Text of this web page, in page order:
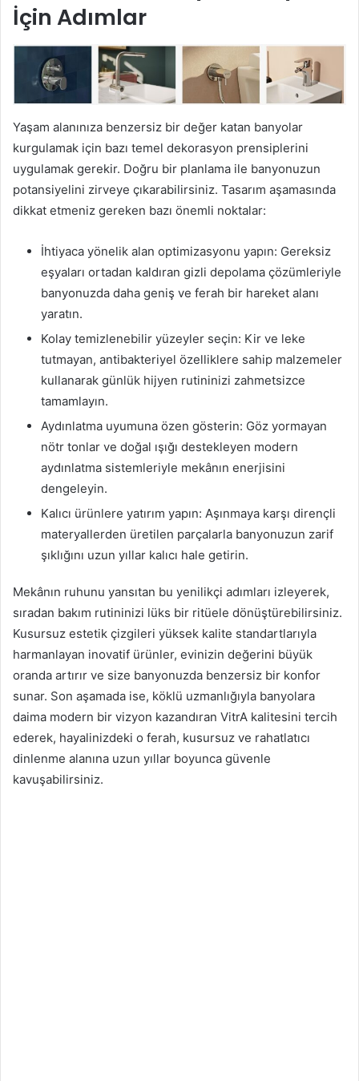
İçin Adımlar
Yaşam alanınıza benzersiz bir değer katan banyolar
kurgulamak için bazı temel dekorasyon prensiplerini
uygulamak gerekir. Doğru bir planlama ile banyonuzun
potansiyelini zirveye çıkarabilirsiniz. Tasarım aşamasında
dikkat etmeniz gereken bazı önemli noktalar:
İhtiyaca yönelik alan optimizasyonu yapın: Gereksiz
eşyaları ortadan kaldıran gizli depolama çözümleriyle
banyonuzda daha geniş ve ferah bir hareket alanı
yaratın.
Kolay temizlenebilir yüzeyler seçin: Kir ve leke
tutmayan, antibakteriyel özelliklere sahip malzemeler
kullanarak günlük hijyen rutininizi zahmetsizce
tamamlayın.
Aydınlatma uyumuna özen gösterin: Göz yormayan
nötr tonlar ve doğal ışığı destekleyen modern
aydınlatma sistemleriyle mekânın enerjisini
dengeleyin.
Kalıcı ürünlere yatırım yapın: Aşınmaya karşı dirençli
materyallerden üretilen parçalarla banyonuzun zarif
şıklığını uzun yıllar kalıcı hale getirin.
Mekânın ruhunu yansıtan bu yenilikçi adımları izleyerek,
sıradan bakım rutininizi lüks bir ritüele dönüştürebilirsiniz.
Kusursuz estetik çizgileri yüksek kalite standartlarıyla
harmanlayan inovatif ürünler, evinizin değerini büyük
oranda artırır ve size banyonuzda benzersiz bir konfor
sunar. Son aşamada ise, köklü uzmanlığıyla banyolara
daima modern bir vizyon kazandıran VitrA kalitesini tercih
ederek, hayalinizdeki o ferah, kusursuz ve rahatlatıcı
dinlenme alanına uzun yıllar boyunca güvenle
kavuşabilirsiniz.